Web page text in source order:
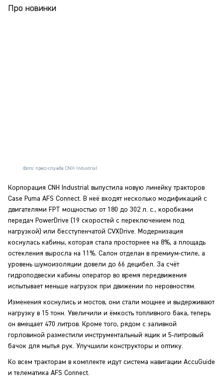
Про новинки
Фото: пресс-служба CNH Industrial
Корпорация CNH Industrial выпустила новую линейку тракторов
Case Puma AFS Connect. В неё входят несколько модификаций с
двигателями FPT мощностью от 180 до 302 л. с., коробками
передач PowerDrive (19 скоростей с переключением под
нагрузкой) или бесступенчатой CVXDrive. Модернизация
коснулась кабины, которая стала просторнее на 8%, а площадь
остекления выросла на 11%. Салон отделан в премиум-стиле, а
уровень шумоизоляции довели до 66 децибел. За счёт
гидроподвески кабины оператор во время передвижения
испытывает меньше нагрузок при движении по неровностям.
Изменения коснулись и мостов, они стали мощнее и выдерживают
нагрузку в 15 тонн. Увеличили и ёмкость топливного бака, теперь
он вмещает 470 литров. Кроме того, рядом с заливной
горловиной разместили инструментальный ящик и 5-литровый
бачок для мытья рук. Улучшили конструкторы и оптику.
Ко всем тракторам в комплекте идут система навигации AccuGuide
и телематика AFS Connect.